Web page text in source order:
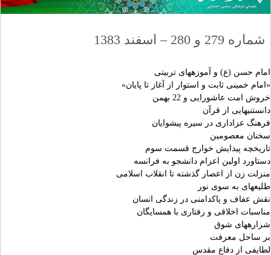
شماره 279 و 280 – اسفند 1383
امام حسن (ع) و آموزه‏هاى تربيتى‏
«امام خمينى ثابت و استوار از آغاز تا پايان»
خروش امت عاشورايى و 22 بهمن‏
دانستنيهايى از قرآن
فرهنگ عزادارى در سيره پيشوايان‏
سخنان معصومين‏
تاريخچه پيدايش خوارج قسمت سوم
دستاورد اولين اعزام دانشجو به فرانسه‏
منزلت زن از اعصار گذشته تا انقلاب اسلامى‏
طليعه‏اى به سوى نور
نقش عفاف و پاكدامنى در زندگى انسان‏
مناسبات اخلاقى و رفتارى با همسايگان‏
شراره‏هاى شوق‏
بر ساحل معرفت‏
لطايفى از دفاع مقدس‏